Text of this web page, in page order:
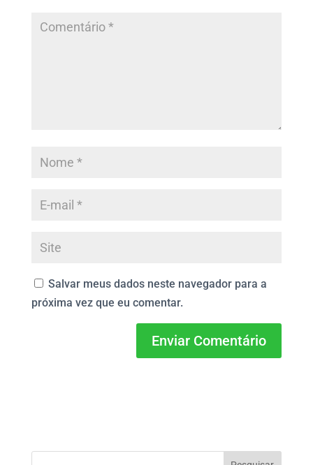
Salvar meus dados neste navegador para a
próxima vez que eu comentar.